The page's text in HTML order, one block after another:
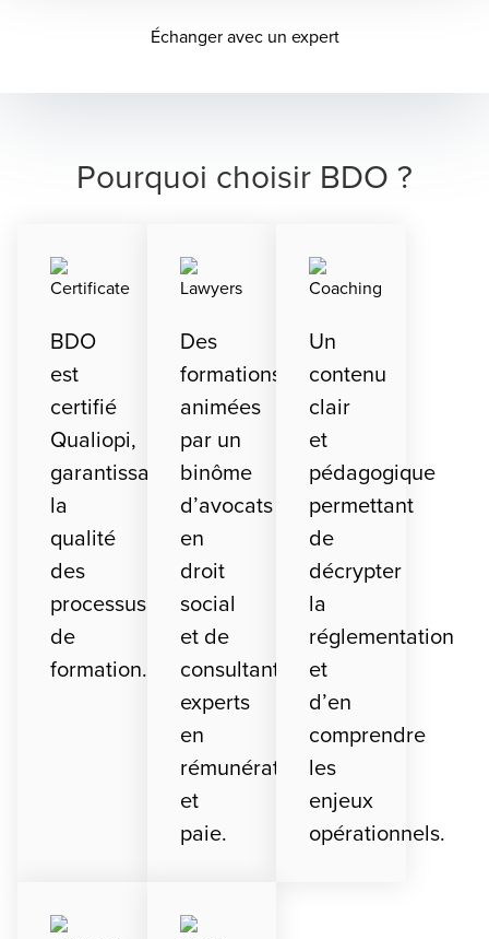
Échanger avec un expertOpens in a new
Pourquoi choisir BDO ?
BDO
est
certifié
Qualiopi,
garantissant
la
qualité
des
processus
de
formation.
Des
formations
animées
par un
binôme
d’avocats
en
droit
social
et de
consultants
experts
en
rémunération
et
paie.
Un
contenu
clair
et
pédagogique
permettant
de
décrypter
la
réglementation
et
d’en
comprendre
les
enjeux
opérationnels.